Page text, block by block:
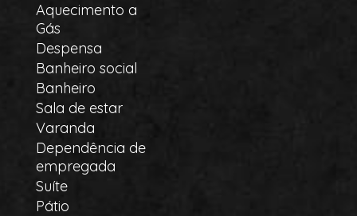
Aquecimento a
Gás
Despensa
Banheiro social
Banheiro
Sala de estar
Varanda
Dependência de
empregada
Suíte
Pátio